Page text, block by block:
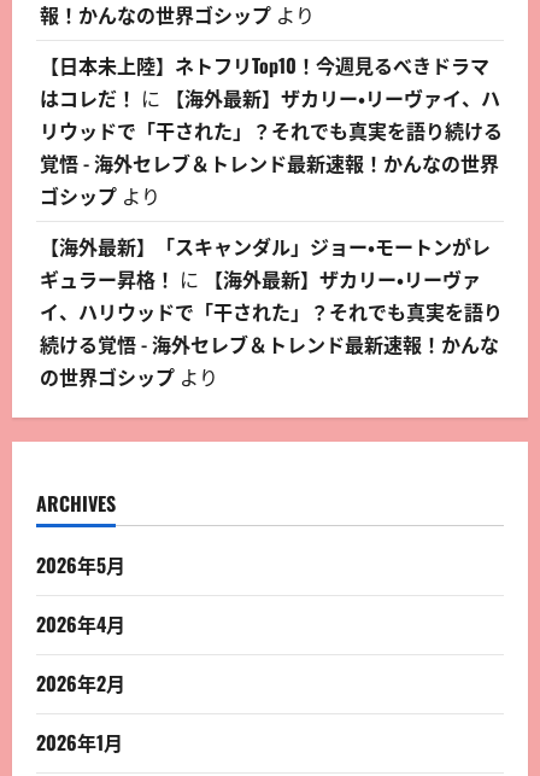
報！かんなの世界ゴシップ より
【日本未上陸】ネトフリTop10！今週見るべきドラマ
はコレだ！ に
【海外最新】ザカリー・リーヴァイ、ハ
リウッドで「干された」？それでも真実を語り続ける
覚悟 - 海外セレブ＆トレンド最新速報！かんなの世界
ゴシップ より
【海外最新】「スキャンダル」ジョー・モートンがレ
ギュラー昇格！ に
【海外最新】ザカリー・リーヴァ
イ、ハリウッドで「干された」？それでも真実を語り
続ける覚悟 - 海外セレブ＆トレンド最新速報！かんな
の世界ゴシップ より
ARCHIVES
2026年5月
2026年4月
2026年2月
2026年1月